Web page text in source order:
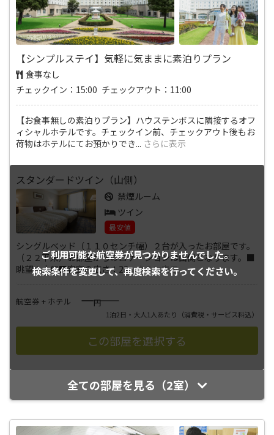
【シンプルステイ】気軽に気ままに素泊りプラン
食事なし
チェックイン：15:00 チェックアウト：11:00
【お食事無しの素泊りプラン】ハウステンボスに隣接するオフ
ィシャルホテルです。チェックイン前、チェックアウト後もお
荷物はホテルにてお預かりでき... さらに表示
ご利用可能な航空券が見つかりませんでした。
検索条件を変更して、再度検索を行ってください。
スタンダードツイン（山側）
禁煙ルーム
ツイン
最安値
シングルベッド（１１０センチ幅）２台が入ったお部屋です。
（２２平米）お部屋からのロケーションは山側となります。■
眺望：山側■客室の広さ：22... さらに表示
航空券 + ホテル ――――円
1泊2日・大人1人あたり （消費税・サービス料込）
全ての部屋を見る（2室）